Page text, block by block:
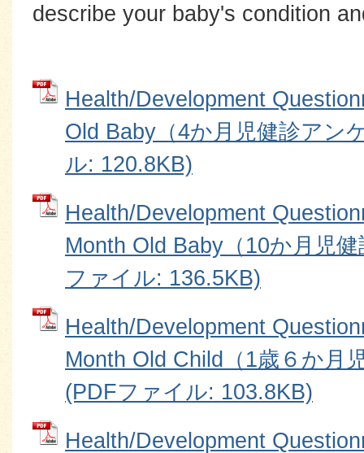
describe your baby's condition
Health/Development
Old Baby（4か月児健診アン
ル: 120.8KB)
Health/Development
Month Old Baby（10か月児
ファイル: 136.5KB)
Health/Development
Month Old Child（1歳６か月
(PDFファイル: 103.8KB)
Health/Development